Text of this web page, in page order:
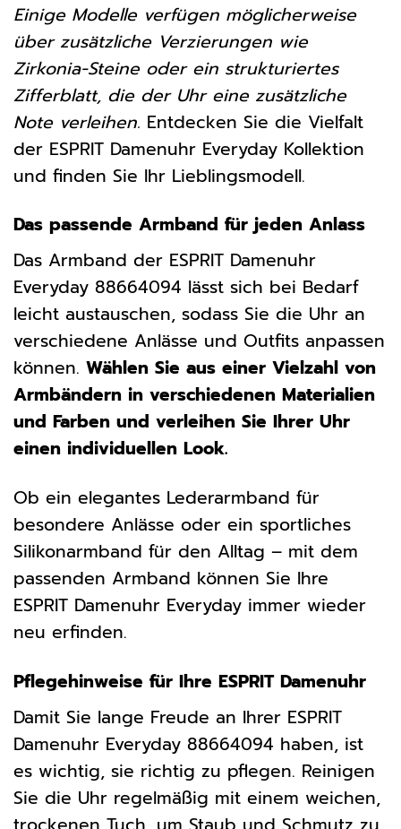
Einige Modelle verfügen möglicherweise
über zusätzliche Verzierungen wie
Zirkonia-Steine oder ein strukturiertes
Zifferblatt, die der Uhr eine zusätzliche
Note verleihen. Entdecken Sie die Vielfalt
der ESPRIT Damenuhr Everyday Kollektion
und finden Sie Ihr Lieblingsmodell.
Das passende Armband für jeden Anlass
Das Armband der ESPRIT Damenuhr
Everyday 88664094 lässt sich bei Bedarf
leicht austauschen, sodass Sie die Uhr an
verschiedene Anlässe und Outfits anpassen
können. Wählen Sie aus einer Vielzahl von
Armbändern in verschiedenen Materialien
und Farben und verleihen Sie Ihrer Uhr
einen individuellen Look.
Ob ein elegantes Lederarmband für
besondere Anlässe oder ein sportliches
Silikonarmband für den Alltag – mit dem
passenden Armband können Sie Ihre
ESPRIT Damenuhr Everyday immer wieder
neu erfinden.
Pflegehinweise für Ihre ESPRIT Damenuhr
Damit Sie lange Freude an Ihrer ESPRIT
Damenuhr Everyday 88664094 haben, ist
es wichtig, sie richtig zu pflegen. Reinigen
Sie die Uhr regelmäßig mit einem weichen,